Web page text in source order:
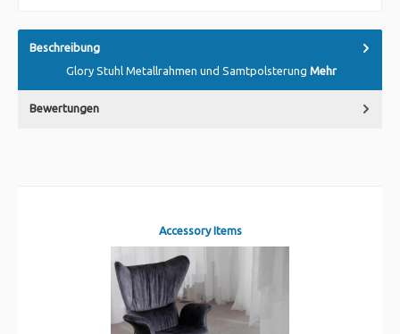
Beschreibung
Glory Stuhl Metallrahmen und Samtpolsterung Mehr
Bewertungen
Accessory Items